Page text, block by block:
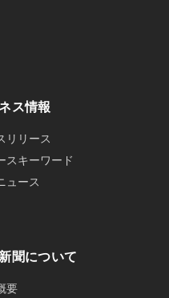
ス情報
リリース
スキーワード
ュース
聞について
要